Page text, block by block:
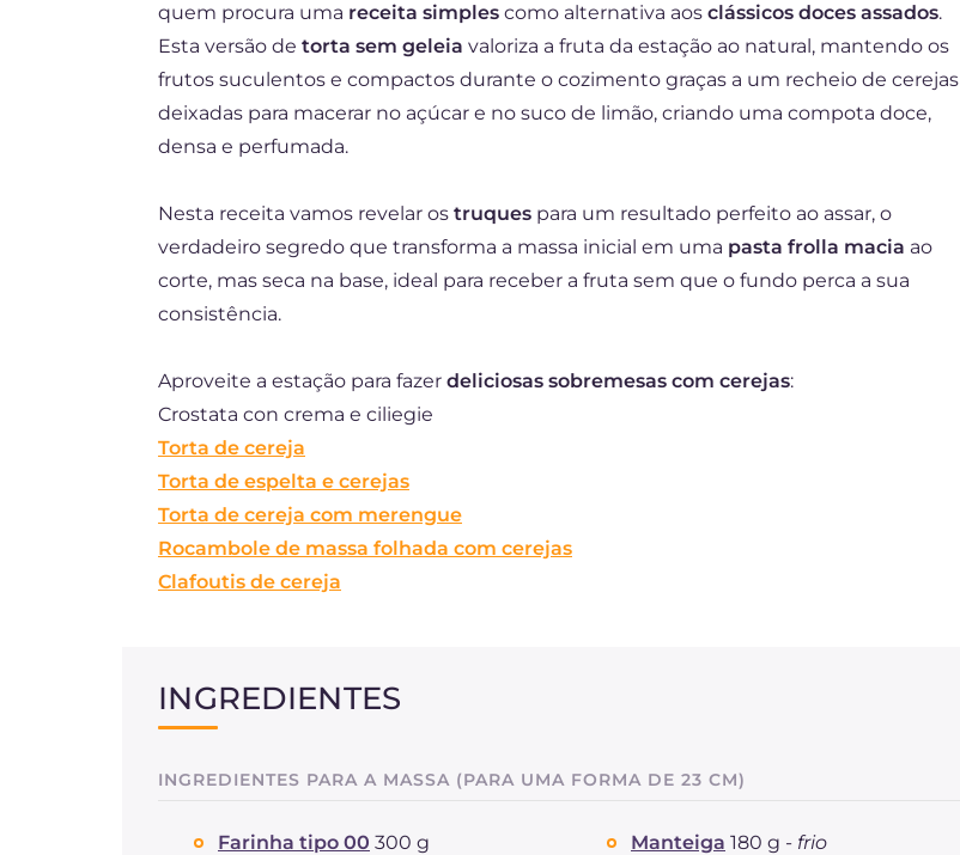
quem procura uma receita simples como alternativa aos clássicos doces assados.
Esta versão de torta sem geleia valoriza a fruta da estação ao natural, mantendo os
frutos suculentos e compactos durante o cozimento graças a um recheio de cerejas
deixadas para macerar no açúcar e no suco de limão, criando uma compota doce,
densa e perfumada.
Nesta receita vamos revelar os truques para um resultado perfeito ao assar, o
verdadeiro segredo que transforma a massa inicial em uma pasta frolla macia ao
corte, mas seca na base, ideal para receber a fruta sem que o fundo perca a sua
consistência.
Aproveite a estação para fazer deliciosas sobremesas com cerejas:
Crostata con crema e ciliegie
Torta de cereja
Torta de espelta e cerejas
Torta de cereja com merengue
Rocambole de massa folhada com cerejas
Clafoutis de cereja
INGREDIENTES
INGREDIENTES PARA A MASSA (PARA UMA FORMA DE 23 CM)
Farinha tipo 00 300 g Manteiga 180 g - frio